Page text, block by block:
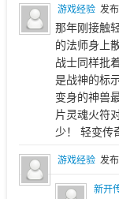
游戏经验 发
那年刚接触
的法师身上
战士同样批
是战神的标
变身的神兽
片灵魂火符
少！ 轻变传
游戏经验 发
新开